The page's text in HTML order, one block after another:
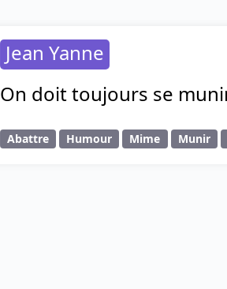
Jean Yanne
On doit toujours se
Abattre Humour Mime Munir